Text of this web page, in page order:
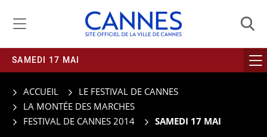
SAMEDI 17 MAI
ACCUEIL
LE FESTIVAL DE CANNES
LA MONTÉE DES MARCHES
FESTIVAL DE CANNES 2014
SAMEDI 17 MAI